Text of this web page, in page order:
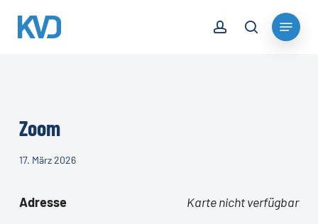
search
Menu
Zoom
17. März 2026
Karte nicht verfügbar
Adresse
Close